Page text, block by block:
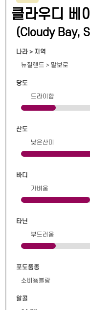
클라우디 베
(Cloudy Bay,
나라 > 지역
뉴질랜드 > 말보로
당도
드라이함
산도
낮은산미
바디
가벼움
타닌
부드러움
포도품종
소비뇽블랑
알콜